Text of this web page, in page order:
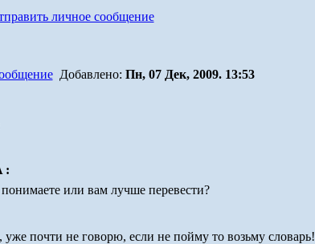
Добавлено: Пн, 07 Дек, 2009. 13:53
:
или вам лучше перевести?
почти не говорю, если не пойму то возьму словарь!